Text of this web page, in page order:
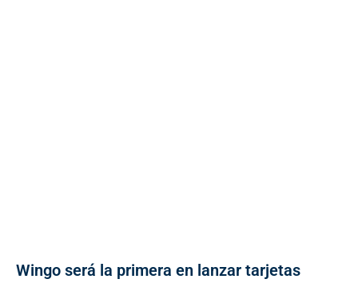
Wingo será la primera en lanzar tarjetas